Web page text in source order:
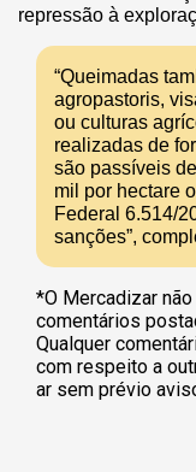
repressão à
“Queimadas
agropastoris,
ou culturas
realizadas de
são passíveis
mil por hectare
Federal 6.514/
sanções”,
*O Mercadizar
comentários
Qualquer
com respeito a
ar sem prévio